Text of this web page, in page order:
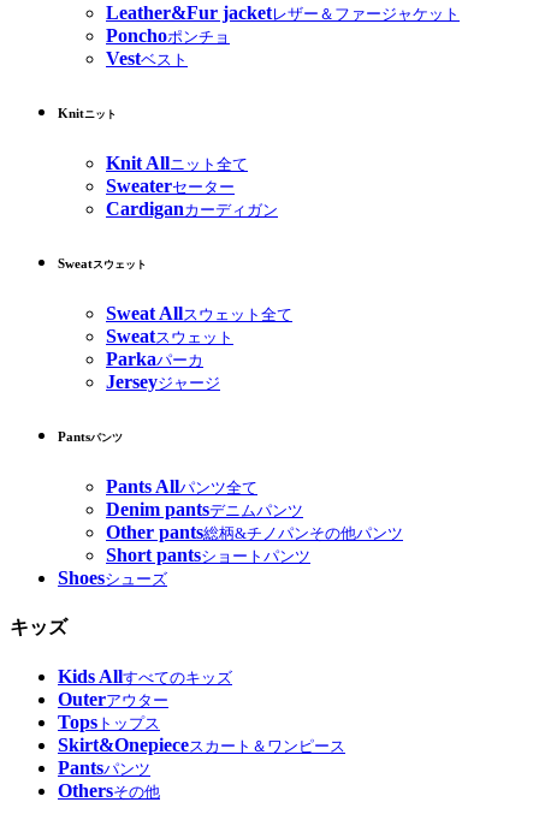
Leather&Fur jacketレザー＆ファージャケット
Ponchoポンチョ
Vestベスト
Knitニット
Knit Allニット全て
Sweaterセーター
Cardiganカーディガン
Sweatスウェット
Sweat Allスウェット全て
Sweatスウェット
Parkaパーカ
Jerseyジャージ
Pantsパンツ
Pants Allパンツ全て
Denim pantsデニムパンツ
Other pants総柄&チノパンその他パンツ
Short pantsショートパンツ
Shoesシューズ
キッズ
Kids Allすべてのキッズ
Outerアウター
Tops トップス
Skirt&Onepieceスカート＆ワンピース
Pantsパンツ
Othersその他